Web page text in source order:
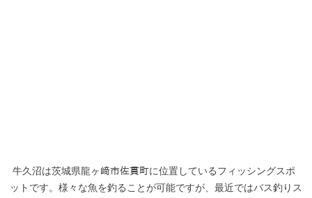
牛久沼は茨城県龍ヶ﨑市佐貫町に位置しているフィッシングスポ
ットです。様々な魚を釣ることが可能ですが、最近ではバス釣りス